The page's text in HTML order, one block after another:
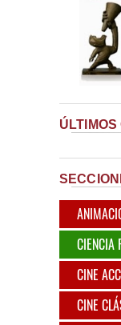
ÚLTIMOS
CIENCIA
CINE
CINE